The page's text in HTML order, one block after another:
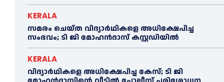
KERALA
സമരം ചെയ്ത വിദ്യാര്‍ഥികളെ അധിക്ഷേപിച്ച
സംഭവം; ടി ജി മോഹന്‍ദാസ് കസ്റ്റഡിയിൽ
KERALA
വിദ്യാര്‍ഥികളെ അധിക്ഷേപിച്ച കേസ്; ടി ജി